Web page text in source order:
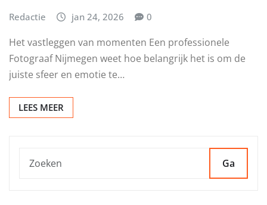
Redactie jan 24, 2026 0
Het vastleggen van momenten Een professionele
Fotograaf Nijmegen weet hoe belangrijk het is om de
juiste sfeer en emotie te…
LEES MEER
Ga